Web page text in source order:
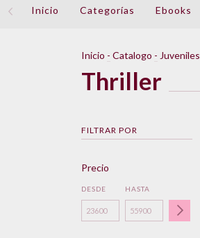
Inicio Categorías Ebooks
Inicio - Catalogo - Juveniles
Thriller
FILTRAR POR
Precio
DESDE HASTA